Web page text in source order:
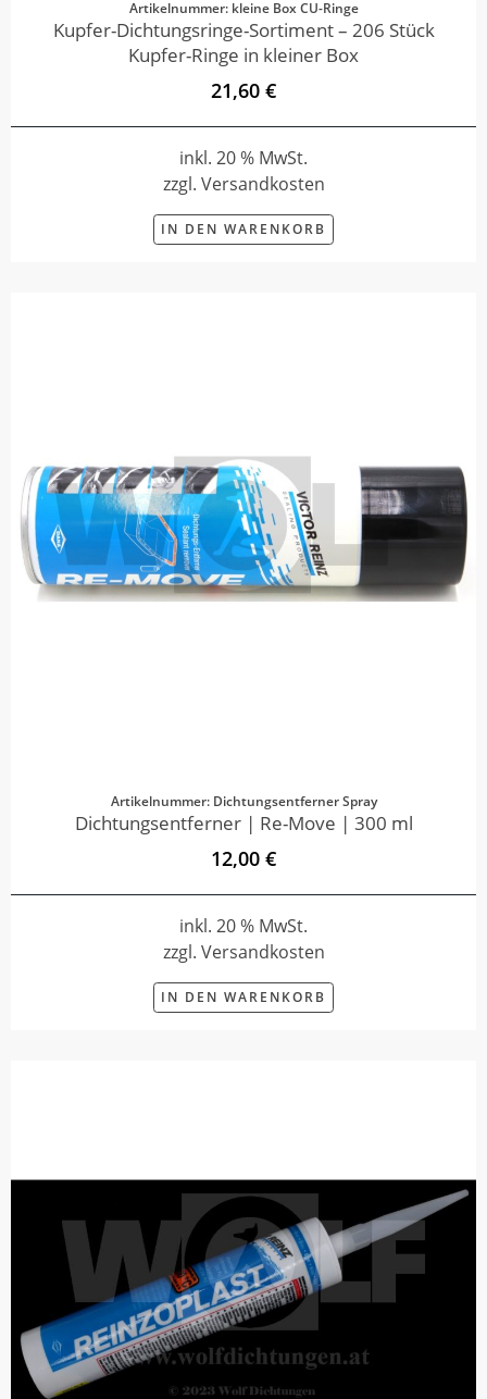
Artikelnummer: kleine Box CU-Ringe
Kupfer-Dichtungsringe-Sortiment – 206 Stück
Kupfer-Ringe in kleiner Box
21,60 €
inkl. 20 % MwSt.
zzgl. Versandkosten
IN DEN WARENKORB
Artikelnummer: Dichtungsentferner Spray
Dichtungsentferner | Re-Move | 300 ml
12,00 €
inkl. 20 % MwSt.
zzgl. Versandkosten
IN DEN WARENKORB